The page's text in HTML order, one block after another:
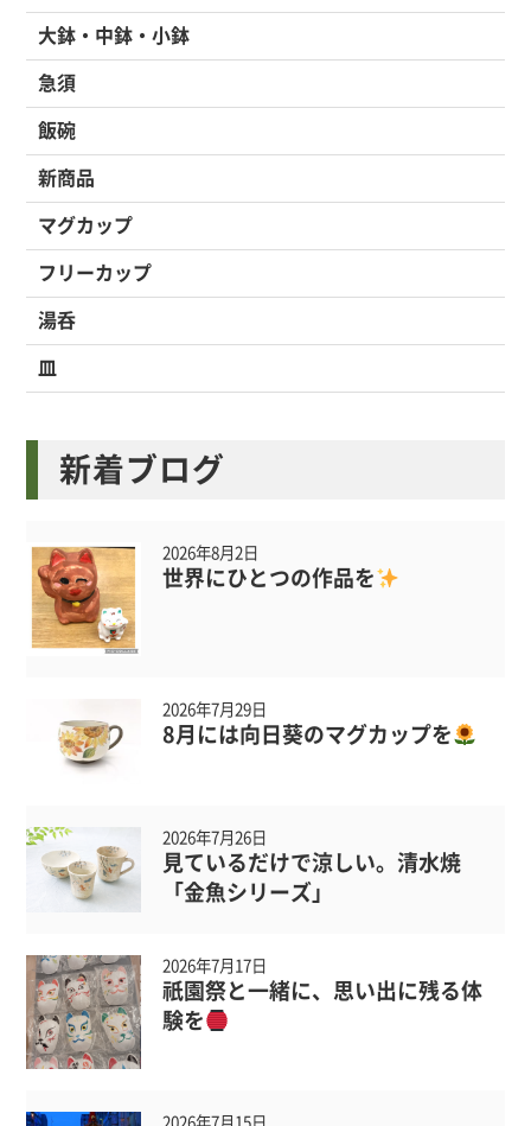
大鉢・中鉢・小鉢
急須
飯碗
新商品
マグカップ
フリーカップ
湯呑
皿
新着ブログ
2026年8月2日
世界にひとつの作品を
2026年7月29日
8月には向日葵のマグカップを
2026年7月26日
見ているだけで涼しい。清水焼
「金魚シリーズ」
2026年7月17日
祇園祭と一緒に、思い出に残る体
験を